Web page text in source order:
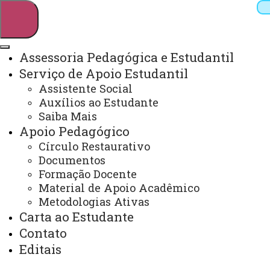
Pesquisar
Webmail Sistemas
Arquivo Virtual
Campus
Assessoria Pedagógica e Estudantil
Serviço de Apoio Estudantil
Assistente Social
Auxílios ao Estudante
Saiba Mais
Apoio Pedagógico
Círculo Restaurativo
Documentos
Formação Docente
Material de Apoio Acadêmico
Metodologias Ativas
Carta ao Estudante
Contato
Editais
Apresentação